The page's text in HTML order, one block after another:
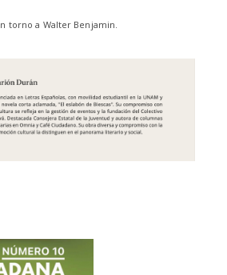
torno a Walter Benjamin.